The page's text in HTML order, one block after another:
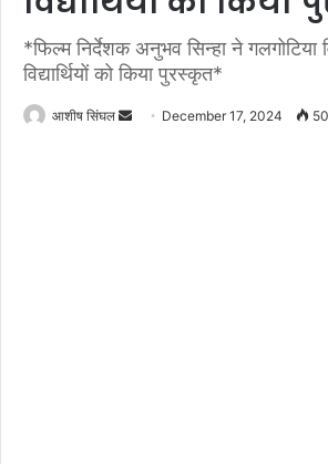
*फिल्म निर्देशक अनुभव सिन्हा ने गलगोटिया
विद्यार्थियों को किया पुरस्कृत*
आशीष सिंघल
Send December 17, 2024 50